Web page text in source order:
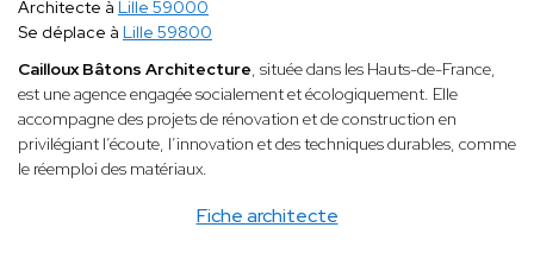
Fiche architecte
Architecte à Lille 59000
Se déplace à Lille 59800
Cailloux Bâtons Architecture, située dans les Hauts-de-France,
est une agence engagée socialement et écologiquement. Elle
accompagne des projets de rénovation et de construction en
privilégiant l’écoute, l’innovation et des techniques durables, comme
le réemploi des matériaux.